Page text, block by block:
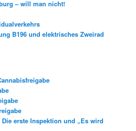
– will man nicht!
B196 und elektrisches Zweirad
Die erste Inspektion und „Es wird